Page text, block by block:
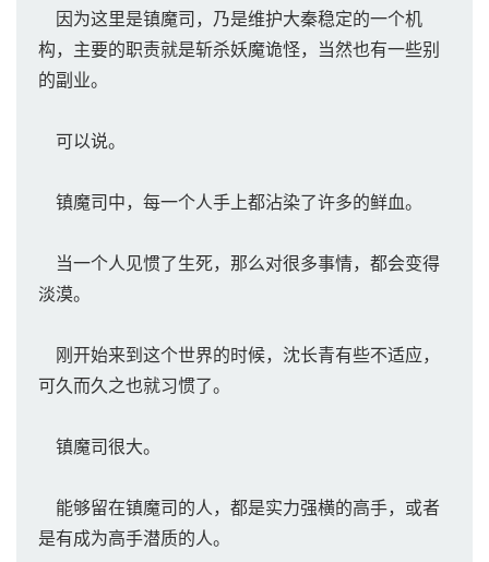
因为这里是镇魔司，乃是维护大秦稳定的一个机
构，主要的职责就是斩杀妖魔诡怪，当然也有一些别
的副业。
可以说。
镇魔司中，每一个人手上都沾染了许多的鲜血。
当一个人见惯了生死，那么对很多事情，都会变得
淡漠。
刚开始来到这个世界的时候，沈长青有些不适应，
可久而久之也就习惯了。
镇魔司很大。
能够留在镇魔司的人，都是实力强横的高手，或者
是有成为高手潜质的人。